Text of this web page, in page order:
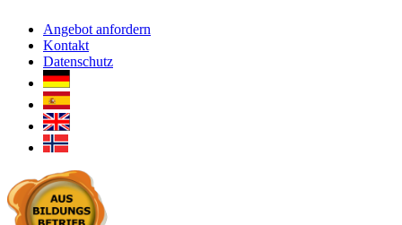
Angebot anfordern
Kontakt
Datenschutz